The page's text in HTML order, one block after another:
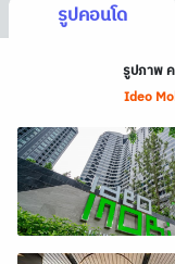
รูปคอนโด
รูปภาพ
Ideo